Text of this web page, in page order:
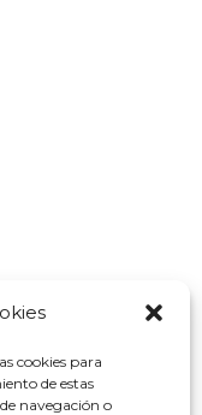
cookies para
de estas
navegación o